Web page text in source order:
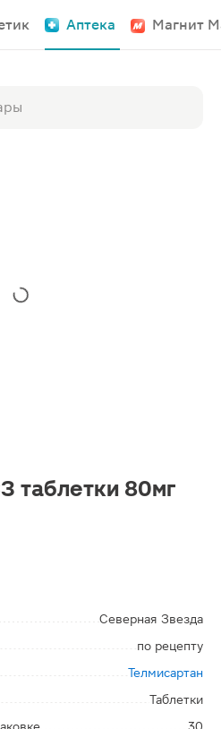
Аптека Магнит
таблетки 80мг
Северная Звезда
по рецепту
Телмисартан
Таблетки